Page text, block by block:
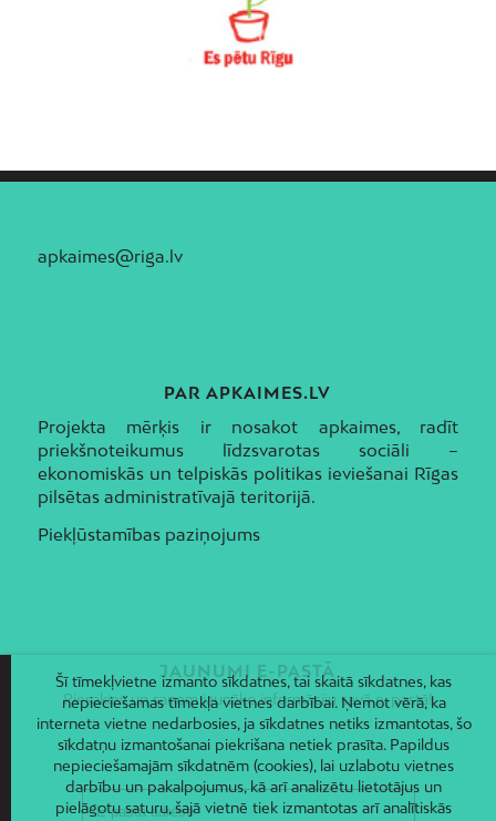
apkaimes@riga.lv
PAR APKAIMES.LV
Projekta mērķis ir nosakot apkaimes, radīt
priekšnoteikumus līdzsvarotas sociāli –
ekonomiskās un telpiskās politikas ieviešanai Rīgas
pilsētas administratīvajā teritorijā.
Piekļūstamības paziņojums
JAUNUMI E-PASTĀ
Piesakies un saņem jaunāko informāciju savā e-pastā!
Šī tīmekļvietne izmanto sīkdatnes, tai skaitā sīkdatnes, kas
nepieciešamas tīmekļa vietnes darbībai. Ņemot vērā, ka
interneta vietne nedarbosies, ja sīkdatnes netiks izmantotas, šo
sīkdatņu izmantošanai piekrišana netiek prasīta. Papildus
nepieciešamajām sīkdatnēm (cookies), lai uzlabotu vietnes
darbību un pakalpojumus, kā arī analizētu lietotājus un
pielāgotu saturu, šajā vietnē tiek izmantotas arī analītiskās